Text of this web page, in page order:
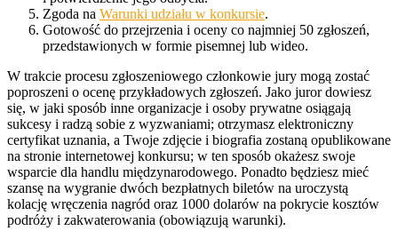
Zgoda na Warunki udziału w konkursie.
Gotowość do przejrzenia i oceny co najmniej 50 zgłoszeń,
przedstawionych w formie pisemnej lub wideo.
W trakcie procesu zgłoszeniowego członkowie jury mogą zostać
poproszeni o ocenę przykładowych zgłoszeń. Jako juror dowiesz
się, w jaki sposób inne organizacje i osoby prywatne osiągają
sukcesy i radzą sobie z wyzwaniami; otrzymasz elektroniczny
certyfikat uznania, a Twoje zdjęcie i biografia zostaną opublikowane
na stronie internetowej konkursu; w ten sposób okażesz swoje
wsparcie dla handlu międzynarodowego. Ponadto będziesz mieć
szansę na wygranie dwóch bezpłatnych biletów na uroczystą
kolację wręczenia nagród oraz 1000 dolarów na pokrycie kosztów
podróży i zakwaterowania (obowiązują warunki).